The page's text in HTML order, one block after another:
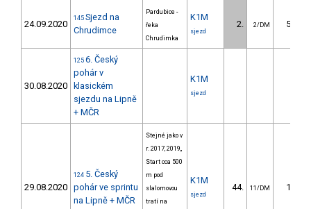
24.09.2020
145 Sjezd na
Chrudimce
Pardubice -
řeka
Chrudimka
K1M
sjezd
2. 2/DM 50.98
30.08.2020
125 6. Český
pohár v
klasickém
sjezdu na Lipně
+ MČR
K1M
sjezd
29.08.2020
124 5. Český
pohár ve sprintu
na Lipně + MČR
Stejné jako v
r. 2017, 2019,,
Start cca 500
m pod
slalomovou
tratí na
K1M
sjezd
44. 11/DM 12.68